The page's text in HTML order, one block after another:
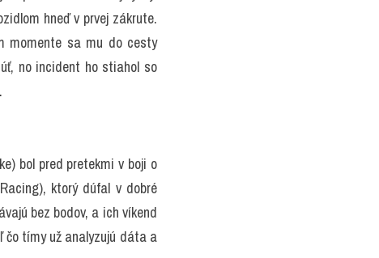
hneď v prvej zákrute.
momente sa mu do cesty
no incident ho stiahol so
bol pred pretekmi v boji o
ktorý dúfal v dobré
bez bodov, a ich víkend
čo tímy už analyzujú dáta a